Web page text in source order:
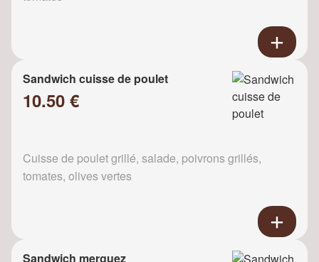
Sandwich cuisse de poulet
10.50 €
Cuisse de poulet grillé, salade, poivrons grillés,
tomates, olives vertes
Sandwich merguez